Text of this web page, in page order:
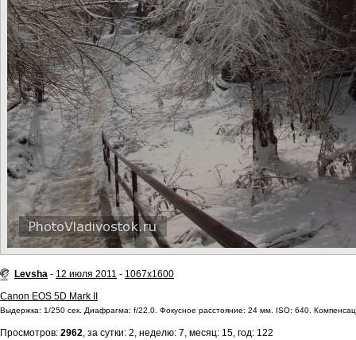
Levsha - 12 июля 2011 - 1067x1600
Canon EOS 5D Mark II
Выдержка: 1/250 сек. Диафрагма: f/22.0. Фокусное расстояние: 24 мм. ISO: 640.
Просмотров: 2962, за сутки: 2, неделю: 7, месяц: 15, год: 122